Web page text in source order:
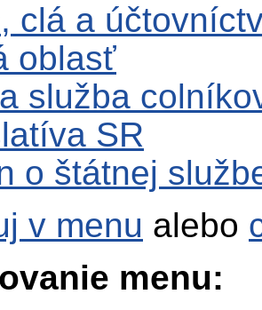
clá a
oblasť
služba
SR
o štátnej
v menu alebo
menu: